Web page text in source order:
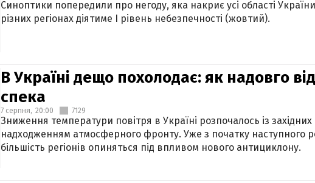
Синоптики попередили про негоду, яка накриє усі області
різних регіонах діятиме І рівень небезпечності (жовтий).
В Україні дещо похолодає: як надовго
спека
7 серпня, 20:00 7129
Зниження температури повітря в Україні розпочалось із західних
надходженням атмосферного фронту. Уже з початку наступного
більшість регіонів опиняться під впливом нового антициклону.